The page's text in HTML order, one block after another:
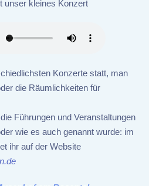
unser kleines Konzert
Konzerte statt, man
die Räumlichkeiten für
Führungen und Veranstaltungen
wie es auch genannt wurde: im
ihr auf der Website